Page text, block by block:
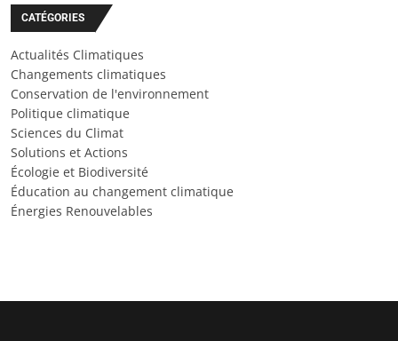
CATÉGORIES
Actualités Climatiques
Changements climatiques
Conservation de l'environnement
Politique climatique
Sciences du Climat
Solutions et Actions
Écologie et Biodiversité
Éducation au changement climatique
Énergies Renouvelables